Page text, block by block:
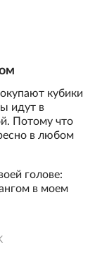
кубики
идут в
Потому что
в любом
голове:
в моем